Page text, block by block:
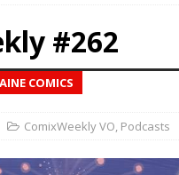
#262
COMICS
ComixWeekly VO, Podcasts